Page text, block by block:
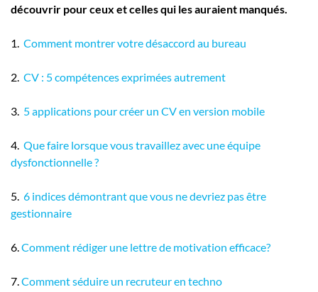
découvrir pour ceux et celles qui les auraient manqués.
1. Comment montrer votre désaccord au bureau
2. CV : 5 compétences exprimées autrement
3. 5 applications pour créer un CV en version mobile
4. Que faire lorsque vous travaillez avec une équipe
dysfonctionnelle ?
5. 6 indices démontrant que vous ne devriez pas être
gestionnaire
6.Comment rédiger une lettre de motivation efficace?
7.Comment séduire un recruteur en techno